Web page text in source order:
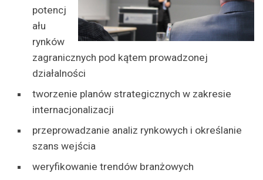
potencj
ału
rynków
zagranicznych pod kątem prowadzonej
działalności
tworzenie planów strategicznych w zakresie
internacjonalizacji
przeprowadzanie analiz rynkowych i określanie
szans wejścia
weryfikowanie trendów branżowych